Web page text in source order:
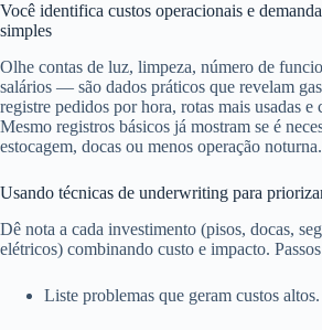
Você identifica custos operacionais e
simples
Olhe contas de luz, limpeza, número de
salários — são dados práticos que revelam
registre pedidos por hora, rotas mais usadas e
Mesmo registros básicos já mostram se é
estocagem, docas ou menos operação noturna.
Usando técnicas de underwriting para
Dê nota a cada investimento (pisos, docas,
elétricos) combinando custo e impacto.
Liste problemas que geram custos altos.